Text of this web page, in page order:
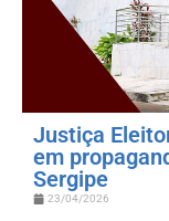
Justiça
em
Sergipe
23/04/2026